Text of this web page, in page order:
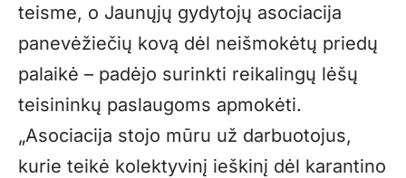
teisme, o Jaunųjų gydytojų asociacija
panevėžiečių kovą dėl neišmokėtų priedų
palaikė – padėjo surinkti reikalingų lėšų
teisininkų paslaugoms apmokėti.
„Asociacija stojo mūru už darbuotojus,
kurie teikė kolektyvinį ieškinį dėl karantino